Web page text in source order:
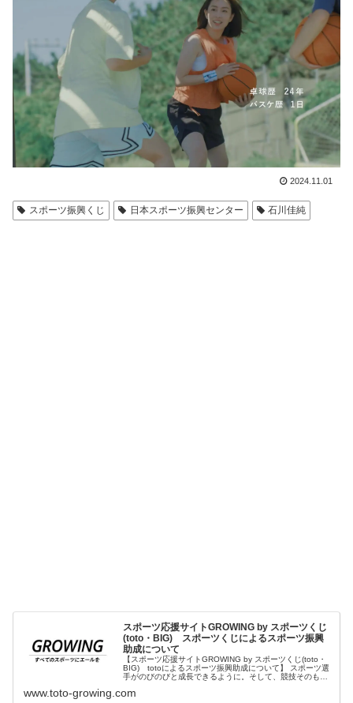
2024.11.01
スポーツ振興くじ 日本スポーツ振興センター 石川佳純
スポーツ応援サイトGROWING by スポーツくじ
(toto・BIG) スポーツくじによるスポーツ振興
助成について
【スポーツ応援サイトGROWING by スポーツくじ(toto・
BIG) totoによるスポーツ振興助成について】 スポーツ選
手がのびのびと成長できるように。そして、競技そのもの
技やアスリートを紹介します。
www.toto-growing.com